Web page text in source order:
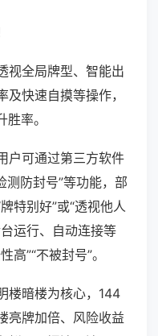
视全局牌型、智能出
快速自摸等操作，
率。
户可通过第三方软件
测防封号”等功能，部
特别好”或“透视他人
运行、自动连接等
”“不被封号”。
楼暗楼为核心，144
亮牌加倍、风险收益